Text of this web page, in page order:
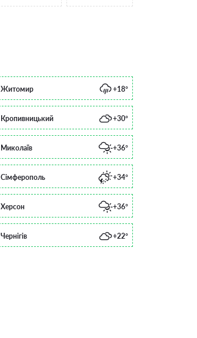
Житомир +18°
Кропивницький +30°
Миколаїв +36°
Сімферополь +34°
Херсон +36°
Чернігів +22°